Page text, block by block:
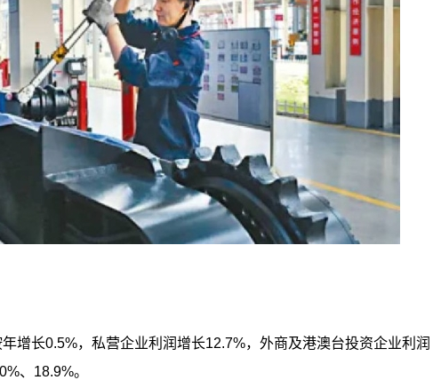
增长0.5%，私营企业利润增长12.7%，外商及港澳台投资企业利润
、18.9%。